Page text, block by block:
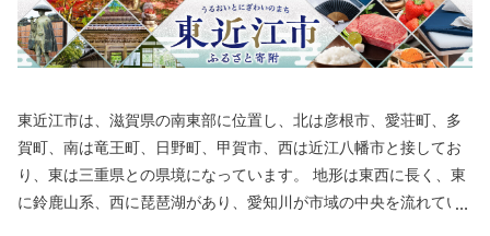
東近江市は、滋賀県の南東部に位置し、北は彦根市、愛荘町、多
賀町、南は竜王町、日野町、甲賀市、西は近江八幡市と接してお
り、東は三重県との県境になっています。 地形は東西に長く、東
に鈴鹿山系、西に琵琶湖があり、愛知川が市域の中央を流れてい